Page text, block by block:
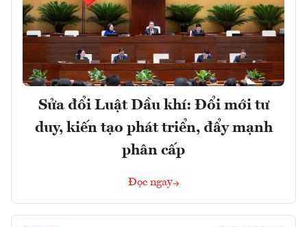
Sửa đổi Luật Dầu khí: Đổi mới tư
duy, kiến tạo phát triển, đẩy mạnh
phân cấp
Đọc ngay